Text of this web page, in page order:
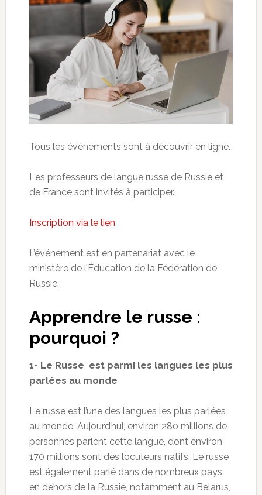
Tous les événements sont à découvrir en ligne.
Les professeurs de langue russe de Russie et
de France sont invités à participer.
Inscription via le lien
L’événement est en partenariat avec le
ministère de l’Éducation de la Fédération de
Russie.
Apprendre le russe :
pourquoi ?
1- Le Russe est parmi les langues les plus
parlées au monde
Le russe est l’une des langues les plus parlées
au monde. Aujourd’hui, environ 280 millions de
personnes parlent cette langue, dont environ
170 millions sont des locuteurs natifs. Le russe
est également parlé dans de nombreux pays
en dehors de la Russie, notamment au Belarus,